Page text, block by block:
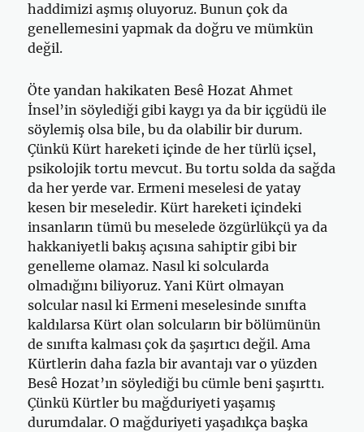
haddimizi aşmış oluyoruz. Bunun çok da
genellemesini yapmak da doğru ve mümkün
değil.
Öte yandan hakikaten Besê Hozat Ahmet
İnsel’in söylediği gibi kaygı ya da bir içgüdü ile
söylemiş olsa bile, bu da olabilir bir durum.
Çünkü Kürt hareketi içinde de her türlü içsel,
psikolojik tortu mevcut. Bu tortu solda da sağda
da her yerde var. Ermeni meselesi de yatay
kesen bir meseledir. Kürt hareketi içindeki
insanların tümü bu meselede özgürlükçü ya da
hakkaniyetli bakış açısına sahiptir gibi bir
genelleme olamaz. Nasıl ki solcularda
olmadığını biliyoruz. Yani Kürt olmayan
solcular nasıl ki Ermeni meselesinde sınıfta
kaldılarsa Kürt olan solcuların bir bölümünün
de sınıfta kalması çok da şaşırtıcı değil. Ama
Kürtlerin daha fazla bir avantajı var o yüzden
Besê Hozat’ın söylediği bu cümle beni şaşırttı.
Çünkü Kürtler bu mağduriyeti yaşamış
durumdalar. O mağduriyeti yaşadıkça başka